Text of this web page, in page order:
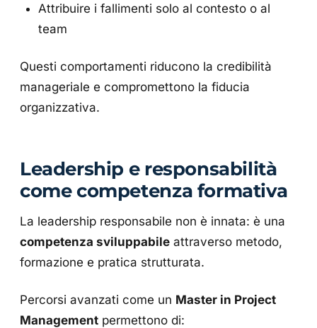
Attribuire i fallimenti solo al contesto o al
team
Questi comportamenti riducono la credibilità
manageriale e compromettono la fiducia
organizzativa.
Leadership e responsabilità
come competenza formativa
La leadership responsabile non è innata: è una
competenza sviluppabile attraverso metodo,
formazione e pratica strutturata.
Percorsi avanzati come un Master in Project
Management permettono di: